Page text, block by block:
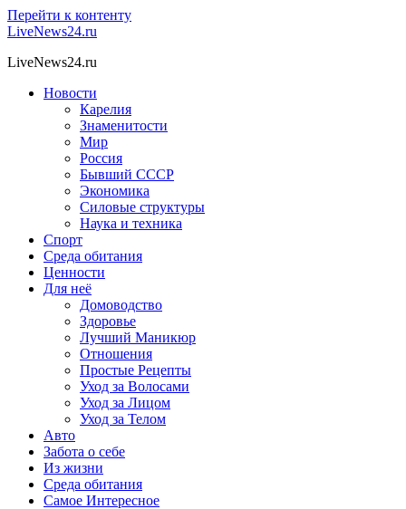
Перейти к контенту
LiveNews24.ru
LiveNews24.ru
Новости
Карелия
Знаменитости
Мир
Россия
Бывший СССР
Экономика
Силовые структуры
Наука и техника
Спорт
Среда обитания
Ценности
Для неё
Домоводство
Здоровье
Лучший Маникюр
Отношения
Простые Рецепты
Уход за Волосами
Уход за Лицом
Уход за Телом
Авто
Забота о себе
Из жизни
Среда обитания
Самое Интересное